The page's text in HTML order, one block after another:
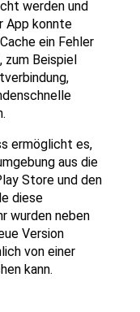
werden und
App konnte
ein Fehler
zum Beispiel
ermöglicht es,
aus die
Store und den
diese
wurden neben
Version
von einer
kann.